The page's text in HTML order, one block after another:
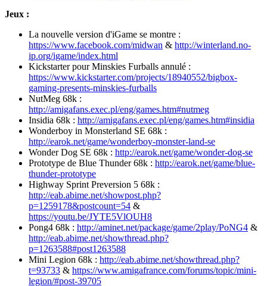
Jeux :
La nouvelle version d'iGame se montre :
https://www.facebook.com/midwan & http://winterland.no-
ip.org/igame/index.html
Kickstarter pour Minskies Furballs annulé :
https://www.kickstarter.com/projects/18940552/bigbox-
gaming-presents-minskies-furballs
NutMeg 68k :
http://amigafans.exec.pl/eng/games.htm#nutmeg
Insidia 68k : http://amigafans.exec.pl/eng/games.htm#insidia
Wonderboy in Monsterland SE 68k :
http://earok.net/game/wonderboy-monster-land-se
Wonder Dog SE 68k : http://earok.net/game/wonder-dog-se
Prototype de Blue Thunder 68k : http://earok.net/game/blue-
thunder-prototype
Highway Sprint Preversion 5 68k :
http://eab.abime.net/showpost.php?
p=1259178&postcount=54 &
https://youtu.be/JYTE5VlOUH8
Pong4 68k : http://aminet.net/package/game/2play/PoNG4 &
http://eab.abime.net/showthread.php?
p=1263588#post1263588
Mini Legion 68k : http://eab.abime.net/showthread.php?
t=93733 & https://www.amigafrance.com/forums/topic/mini-
legion/#post-39705